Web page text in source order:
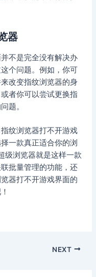
器
不是完全没有解决办
个问题。例如，你可
改变指纹浏览器的身
者你可以尝试更换指
题。
纹浏览器打不开游戏
一款真正适合你的浏
级浏览器就是这样一款
批量管理的功能，还
器打不开游戏界面的
NEXT